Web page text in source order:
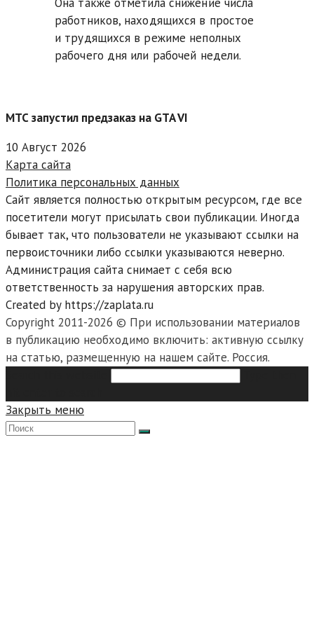
работников, находящихся в простое
и трудящихся в режиме неполных
рабочего дня или рабочей недели.
МТС запустил предзаказ на GTA VI
10 Август 2026
Карта сайта
Политика персональных данных
Сайт является полностью открытым ресурсом, где все
посетители могут присылать свои публикации. Иногда
бывает так, что пользователи не указывают ссылки на
первоисточники либо ссылки указываются неверно.
Администрация сайта снимает с себя всю
ответственность за нарушения авторских прав.
Created by https://zaplata.ru
Copyright 2011-2026 © При использовании материалов
в публикацию необходимо включить: активную ссылку
на статью, размещенную на нашем сайте. Россия.
Закрыть меню